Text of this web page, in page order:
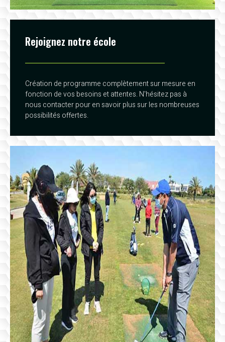
Rejoignez notre école
Création de programme complètement sur mesure en
fonction de vos besoins et attentes. N'hésitez pas à
nous contacter pour en savoir plus sur les nombreuses
possibilités offertes.